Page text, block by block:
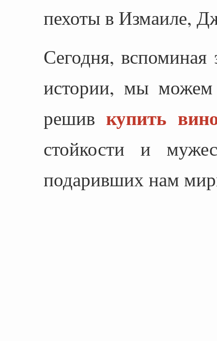
пехоты в Измаиле,
Сегодня, вспоминая
истории, мы можем
решив купить
стойкости и
подаривших нам